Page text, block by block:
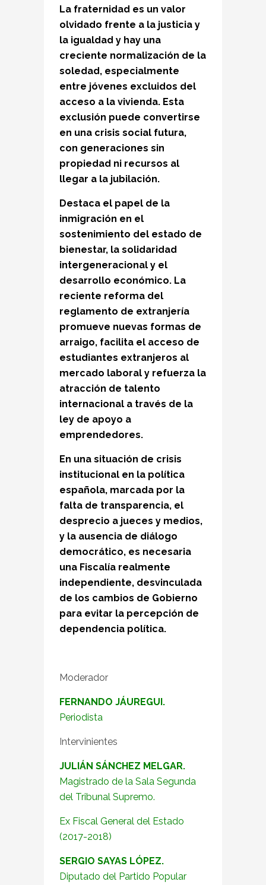
La fraternidad es un valor
olvidado frente a la justicia y
la igualdad y hay una
creciente normalización de la
soledad, especialmente
entre jóvenes excluidos del
acceso a la vivienda. Esta
exclusión puede convertirse
en una crisis social futura,
con generaciones sin
propiedad ni recursos al
llegar a la jubilación.
Destaca el papel de la
inmigración en el
sostenimiento del estado de
bienestar, la solidaridad
intergeneracional y el
desarrollo económico. La
reciente reforma del
reglamento de extranjería
promueve nuevas formas de
arraigo, facilita el acceso de
estudiantes extranjeros al
mercado laboral y refuerza la
atracción de talento
internacional a través de la
ley de apoyo a
emprendedores.
En una situación de crisis
institucional en la política
española, marcada por la
falta de transparencia, el
desprecio a jueces y medios,
y la ausencia de diálogo
democrático, es necesaria
una Fiscalía realmente
independiente, desvinculada
de los cambios de Gobierno
para evitar la percepción de
dependencia política.
Moderador
FERNANDO JÁUREGUI.
Periodista
Intervinientes
JULIÁN SÁNCHEZ MELGAR.
Magistrado de la Sala Segunda
del Tribunal Supremo.
Ex Fiscal General del Estado
(2017-2018)
SERGIO SAYAS LÓPEZ.
Diputado del Partido Popular